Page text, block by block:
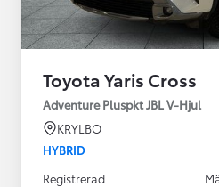
Toyota Yaris Cross
Adventure Pluspkt JBL V-Hjul
KRYLBO
HYBRID
Registrerad